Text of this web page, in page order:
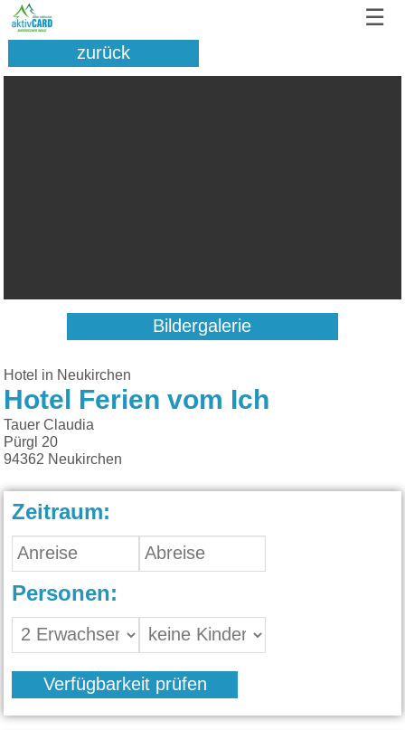
☰
zurück
Bildergalerie
Hotel in Neukirchen
Hotel Ferien vom Ich
Tauer Claudia
Pürgl 20
94362 Neukirchen
Zeitraum:
Personen:
Verfügbarkeit prüfen